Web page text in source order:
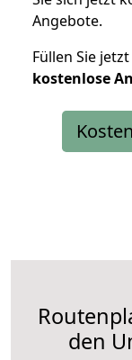
Angebote.
Füllen Sie
kostenlose
den